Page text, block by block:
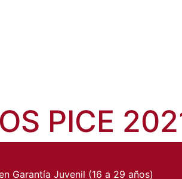
de empresas en la primera edición
PICE